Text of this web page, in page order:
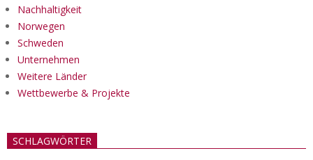
Nachhaltigkeit
Norwegen
Schweden
Unternehmen
Weitere Länder
Wettbewerbe & Projekte
SCHLAGWÖRTER